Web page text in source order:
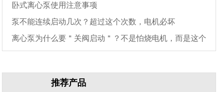
卧式离心泵使用注意事项
泵不能连续启动几次？超过这个次数，电机必坏
离心泵为什么要＂关阀启动＂？不是怕烧电机，而是这个
推荐产品